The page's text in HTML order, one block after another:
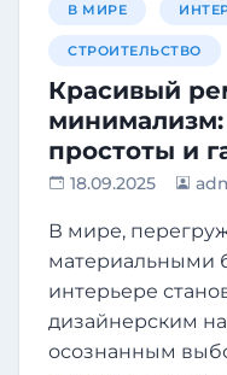
В МИРЕ
СТРОИТЕЛЬСТВО
Красивый
минимализм:
простоты и
18.09.2025
В мире,
материальными
интерьере
дизайнерским
осознанным